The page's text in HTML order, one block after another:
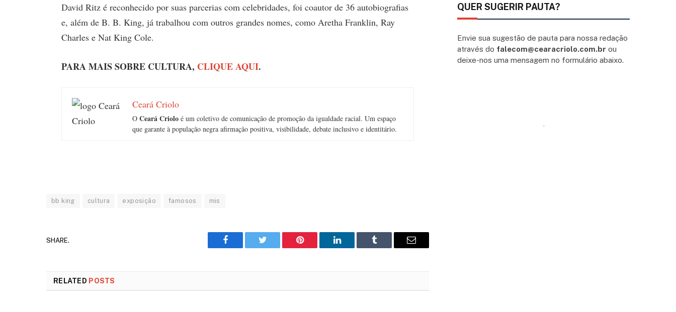
David Ritz é reconhecido por suas parcerias com celebridades, foi coautor de 36 autobiografias
e, além de B. B. King, já trabalhou com outros grandes nomes, como Aretha Franklin, Ray
Charles e Nat King Cole.
PARA MAIS SOBRE CULTURA, CLIQUE AQUI.
Ceará Criolo
O Ceará Crioloé um coletivo de comunicação de promoção da igualdade racial. Um espaço
que garante à população negra afirmação positiva, visibilidade, debate inclusivo e identitário.
bb king cultura exposição famosos mis
SHARE.
Facebook Twitter Pinterest LinkedIn Tumblr Email
RELATED POSTS
QUER SUGERIR PAUTA?
Envie sua sugestão de pauta para nossa redação
através do falecom@cearacriolo.com.br ou
deixe-nos uma mensagem no formulário abaixo.